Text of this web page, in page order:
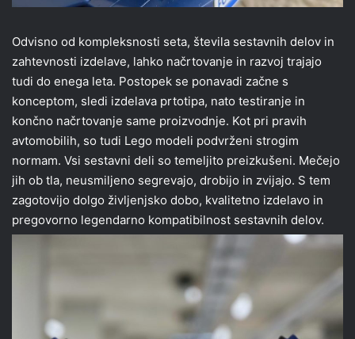
Odvisno od kompleksnosti seta, števila sestavnih delov in
zahtevnosti izdelave, lahko načrtovanje in razvoj trajajo
tudi do enega leta. Postopek se ponavadi začne s
konceptom, sledi izdelava prtotipa, nato testiranje in
končno načrtovanje same proizvodnje. Kot pri pravih
avtomobilih, so tudi Lego modeli podvrženi strogim
normam. Vsi sestavni deli so temeljito preizkušeni. Mečejo
jih ob tla, neusmiljeno segrevajo, drobijo in zvijajo. S tem
zagotovijo dolgo življenjsko dobo, kvalitetno izdelavo in
pregovorno legendarno kompatibilnost sestavnih delov.